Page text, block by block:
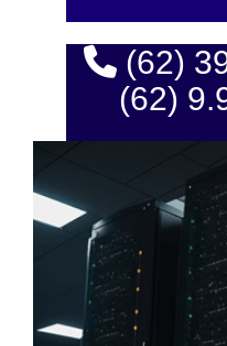
(62)
(62)